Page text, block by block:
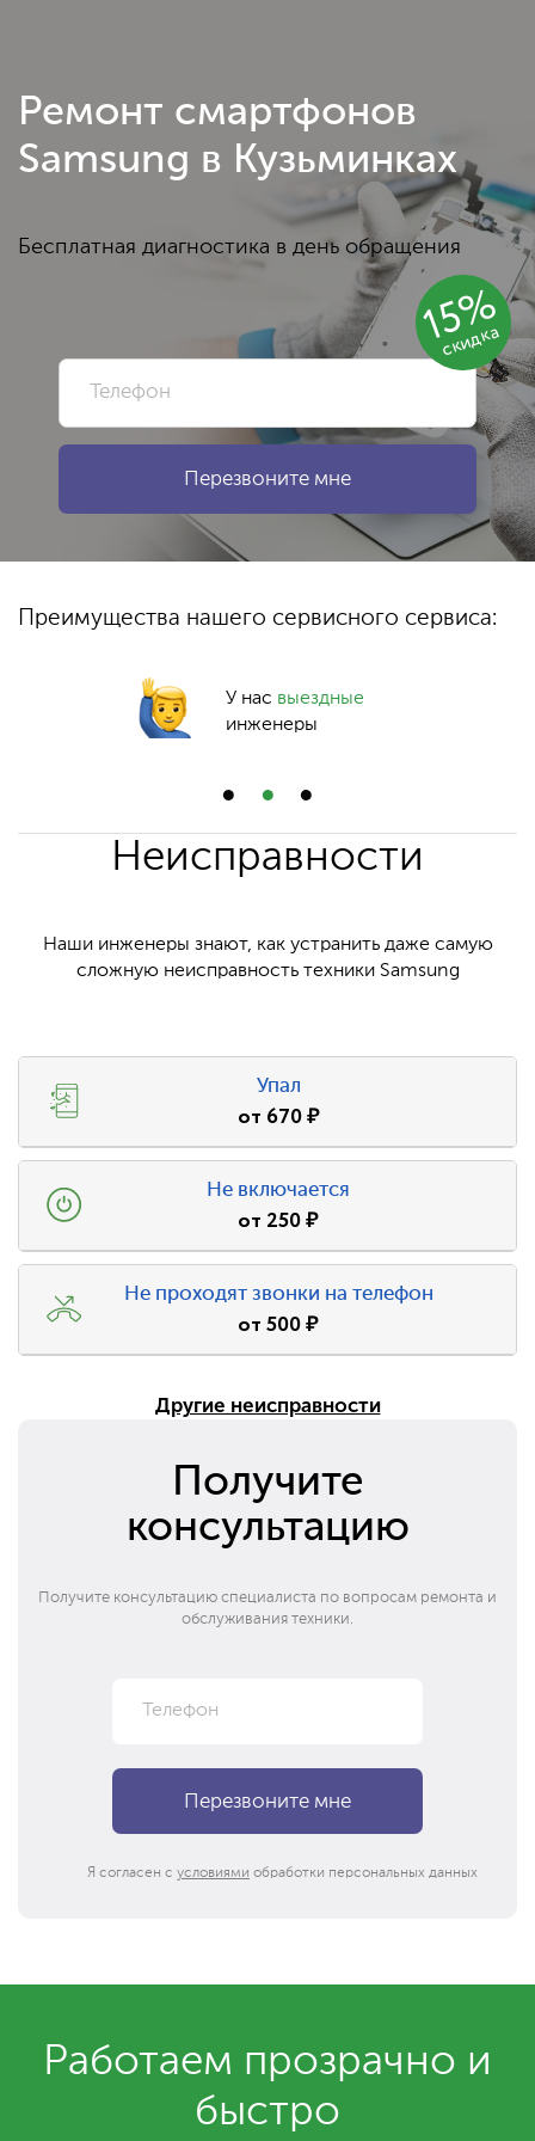
15%
скидка
Ремонт смартфонов
Samsung в Кузьминках
Бесплатная диагностика в день обращения
Преимущества нашего сервисного сервиса:
У нас выездные
инженеры
Неисправности
Наши инженеры знают, как устранить даже самую
сложную неисправность техники Samsung
Упал
от 670₽
Не включается
от 250₽
Не проходят звонки на телефон
от500₽
Другие неисправности
Получите
консультацию
Получите консультацию специалиста по вопросам ремонта и
обслуживания техники.
Я согласен с условиями обработки персональных данных
Работаем прозрачно и
быстро